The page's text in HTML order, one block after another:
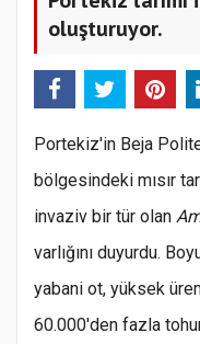
oluşturuyor.
Portekiz'in Beja
bölgesindeki mısır
invaziv bir tür olan
varlığını duyurdu.
yabani ot, yüksek
60.000'den fazla